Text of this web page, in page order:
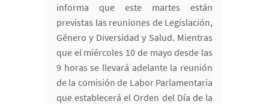
informa que este martes están
previstas las reuniones de Legislación,
Género y Diversidad y Salud. Mientras
que el miércoles 10 de mayo desde las
9 horas se llevará adelante la reunión
de la comisión de Labor Parlamentaria
que establecerá el Orden del Día de la